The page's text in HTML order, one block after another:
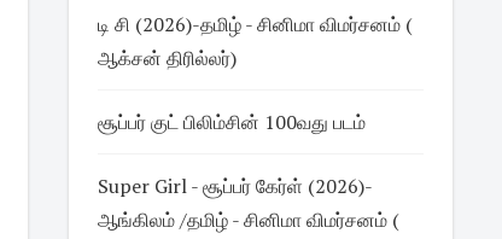
டி சி (2026)-தமிழ் - சினிமா விமர்சனம் (
ஆக்சன் திரில்லர்)
சூப்பர் குட் பிலிம்சின் 100வது படம்
Super Girl - சூப்பர் கேர்ள் (2026)-
ஆங்கிலம் /தமிழ் - சினிமா விமர்சனம் (